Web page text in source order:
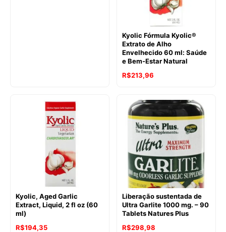
Kyolic Fórmula Kyolic®
Extrato de Alho
Envelhecido 60 ml: Saúde
e Bem-Estar Natural
R$213,96
Kyolic, Aged Garlic
Extract, Liquid, 2 fl oz (60
ml)
R$194,35
Liberação sustentada de
Ultra Garlite 1000 mg. – 90
Tablets Natures Plus
R$298,98